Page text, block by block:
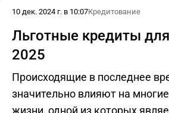
10 дек. 2024 г. в 10:07Кредитование
Льготные кредиты
2025
Происходящие в последнее
значительно влияют на
жизни, одной из которых